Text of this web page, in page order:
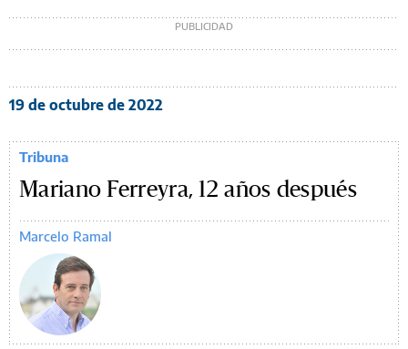
19 de octubre de 2022
Tribuna
Mariano Ferreyra, 12 años después
Marcelo Ramal